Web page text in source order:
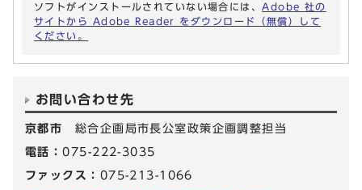
ソフトがインストールされていない場合には、 Adobe 社の
サイトから Adobe Reader をダウンロード（無償）して
ください。
お問い合わせ先
京都市 総合企画局市長公室政策企画調整担当
電話：075-222-3035
ファックス： 075-213-1066